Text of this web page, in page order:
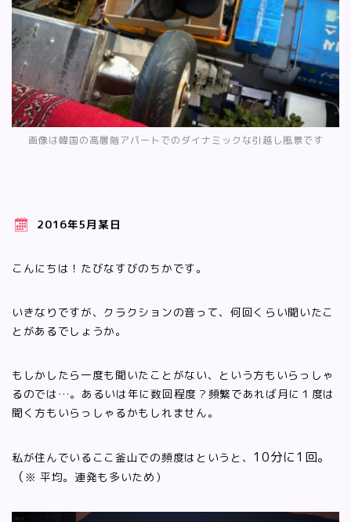
画像は韓国の高層階アパートでのダイナミックな引越し風景です
2016年5月某日
こんにちは！たびなすびのちかです。
いきなりですが、クラクションの音って、何回くらい聞いたこ
とがあるでしょうか。
もしかしたら一度も聞いたことがない、という方もいらっしゃ
るのでは…。あるいは年に数回程度？頻繁であれば月に１度は
聞く方もいらっしゃるかもしれません。
私が住んでいるここ釜山での頻度はというと、 10分に1回。
（ ※ 平均。連発も多いため）